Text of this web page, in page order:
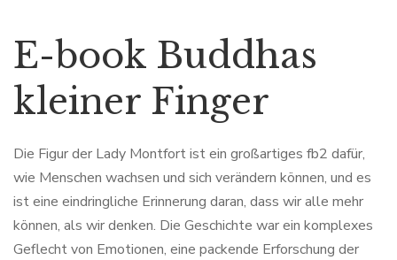
E-book Buddhas
kleiner Finger
Die Figur der Lady Montfort ist ein großartiges fb2 dafür,
wie Menschen wachsen und sich verändern können, und es
ist eine eindringliche Erinnerung daran, dass wir alle mehr
können, als wir denken. Die Geschichte war ein komplexes
Geflecht von Emotionen, eine packende Erforschung der